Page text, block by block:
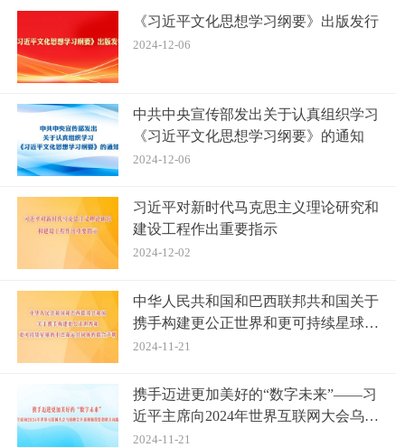
《习近平文化思想学习纲要》出版发行
2024-12-06
中共中央宣传部发出关于认真组织学习
《习近平文化思想学习纲要》的通知
2024-12-06
习近平对新时代马克思主义理论研究和
建设工程作出重要指示
2024-12-02
中华人民共和国和巴西联邦共和国关于
携手构建更公正世界和更可持续星球的
中巴命运共同体的联合声明
2024-11-21
携手迈进更加美好的“数字未来”——习
近平主席向2024年世界互联网大会乌镇
峰会开幕视频致贺指明方向凝聚共识
2024-11-21